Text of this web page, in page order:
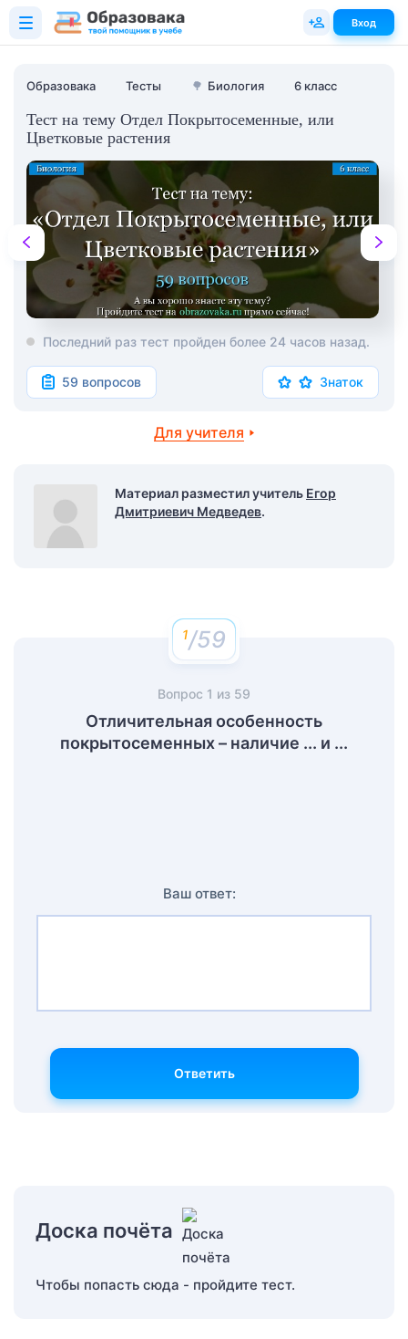
Образовака Тесты 🌳 Биология 6 класс
Тест на тему Отдел Покрытосеменные, или
Цветковые растения
Последний раз тест пройден более 24 часов назад.
59 вопросов Знаток
Для учителя
Материал разместил учитель Егор
Дмитриевич Медведев.
/59
Вопрос 1 из 59
Отличительная особенность
покрытосеменных – наличие ... и ...
Ваш ответ:
Ответить
Доска почёта
Чтобы попасть сюда - пройдите тест.
Вход